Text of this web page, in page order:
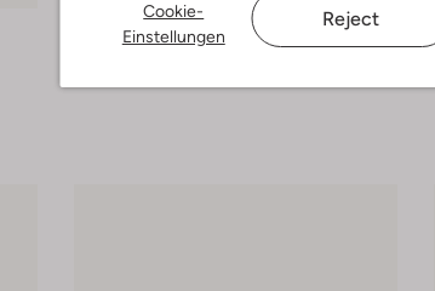
Cookie-
Einstellungen
Reject
Notre-V